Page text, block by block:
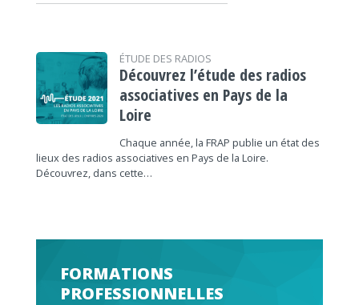
ÉTUDE DES RADIOS
Découvrez l’étude des radios
associatives en Pays de la
Loire
Chaque année, la FRAP publie un état des
lieux des radios associatives en Pays de la Loire.
Découvrez, dans cette…
FORMATIONS
PROFESSIONNELLES